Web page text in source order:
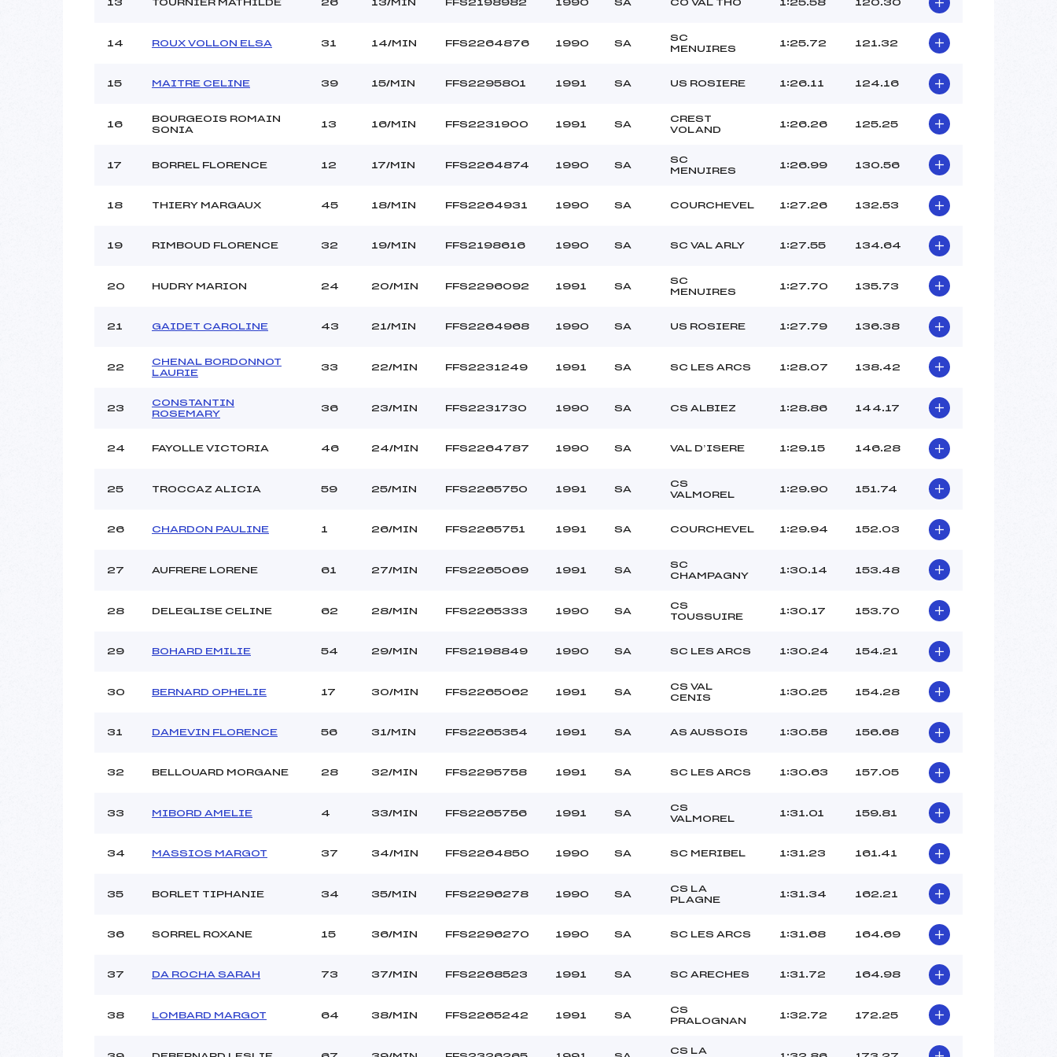
13 TOURNIER MATHILDE 26 13/MIN FFS2198982 1990 SA CO VAL THO 1:25.58 120.30
14 ROUX VOLLON ELSA 31 14/MIN FFS2264876 1990 SA
SC
MENUIRES
1:25.72 121.32
15 MAITRE CELINE 39 15/MIN FFS2295801 1991 SA US ROSIERE 1:26.11 124.16
16
BOURGEOIS ROMAIN
SONIA
13 16/MIN FFS2231900 1991 SA
CREST
VOLAND
1:26.26 125.25
17 BORREL FLORENCE 12 17/MIN FFS2264874 1990 SA
SC
MENUIRES
1:26.99 130.56
18 THIERY MARGAUX 45 18/MIN FFS2264931 1990 SA COURCHEVEL 1:27.26 132.53
19 RIMBOUD FLORENCE 32 19/MIN FFS2198616 1990 SA SC VAL ARLY 1:27.55 134.64
20 HUDRY MARION 24 20/MIN FFS2296092 1991 SA
SC
MENUIRES
1:27.70 135.73
21 GAIDET CAROLINE 43 21/MIN FFS2264968 1990 SA US ROSIERE 1:27.79 136.38
22
CHENAL BORDONNOT
LAURIE
33 22/MIN FFS2231249 1991 SA SC LES ARCS 1:28.07 138.42
23
CONSTANTIN
ROSEMARY
36 23/MIN FFS2231730 1990 SA CS ALBIEZ 1:28.86 144.17
24 FAYOLLE VICTORIA 46 24/MIN FFS2264787 1990 SA VAL D’ISERE 1:29.15 146.28
25 TROCCAZ ALICIA 59 25/MIN FFS2265750 1991 SA
CS
VALMOREL
1:29.90 151.74
26 CHARDON PAULINE 1 26/MIN FFS2265751 1991 SA COURCHEVEL 1:29.94 152.03
27 AUFRERE LORENE 61 27/MIN FFS2265069 1991 SA
SC
CHAMPAGNY
1:30.14 153.48
28 DELEGLISE CELINE 62 28/MIN FFS2265333 1990 SA
CS
TOUSSUIRE
1:30.17 153.70
29 BOHARD EMILIE 54 29/MIN FFS2198849 1990 SA SC LES ARCS 1:30.24 154.21
30 BERNARD OPHELIE 17 30/MIN FFS2265062 1991 SA
CS VAL
CENIS
1:30.25 154.28
31 DAMEVIN FLORENCE 56 31/MIN FFS2265354 1991 SA AS AUSSOIS 1:30.58 156.68
32 BELLOUARD MORGANE 28 32/MIN FFS2295758 1991 SA SC LES ARCS 1:30.63 157.05
33 MIBORD AMELIE 4 33/MIN FFS2265756 1991 SA
CS
VALMOREL
1:31.01 159.81
34 MASSIOS MARGOT 37 34/MIN FFS2264850 1990 SA SC MERIBEL 1:31.23 161.41
35 BORLET TIPHANIE 34 35/MIN FFS2296278 1990 SA
CS LA
PLAGNE
1:31.34 162.21
36 SORREL ROXANE 15 36/MIN FFS2296270 1990 SA SC LES ARCS 1:31.68 164.69
37 DA ROCHA SARAH 73 37/MIN FFS2268523 1991 SA SC ARECHES 1:31.72 164.98
38 LOMBARD MARGOT 64 38/MIN FFS2265242 1991 SA
CS
PRALOGNAN
1:32.72 172.25
CS LA